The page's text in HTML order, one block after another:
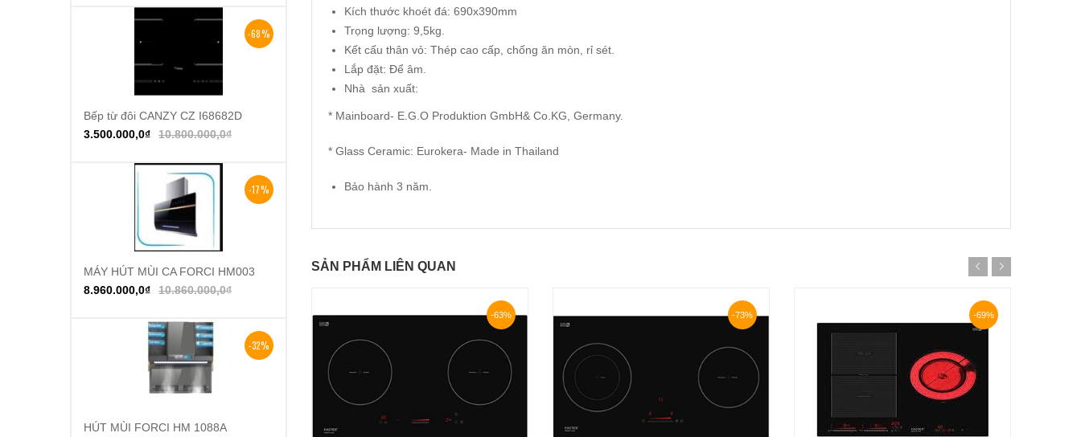
Kích thước khoét đá: 690x390mm
Trọng lượng: 9,5kg.
Kết cấu thân vỏ: Thép cao cấp, chống ăn mòn, rỉ sét.
Lắp đặt: Để âm.
Nhà sản xuất:
* Mainboard- E.G.O Produktion GmbH& Co.KG, Germany.
* Glass Ceramic: Eurokera- Made in Thailand
Bảo hành 3 năm.
SẢN PHẨM LIÊN QUAN
-63% -73% -69%
-68%
Thêm vào giỏ hàng
Bếp từ đôi CANZY CZ I68682D
10.800.000,0₫
3.500.000,0₫
-17%
Thêm vào giỏ hàng
MÁY HÚT MÙI CA FORCI HM003
10.860.000,0₫
8.960.000,0₫
-32%
Thêm vào giỏ hàng
HÚT MÙI FORCI HM 1088A